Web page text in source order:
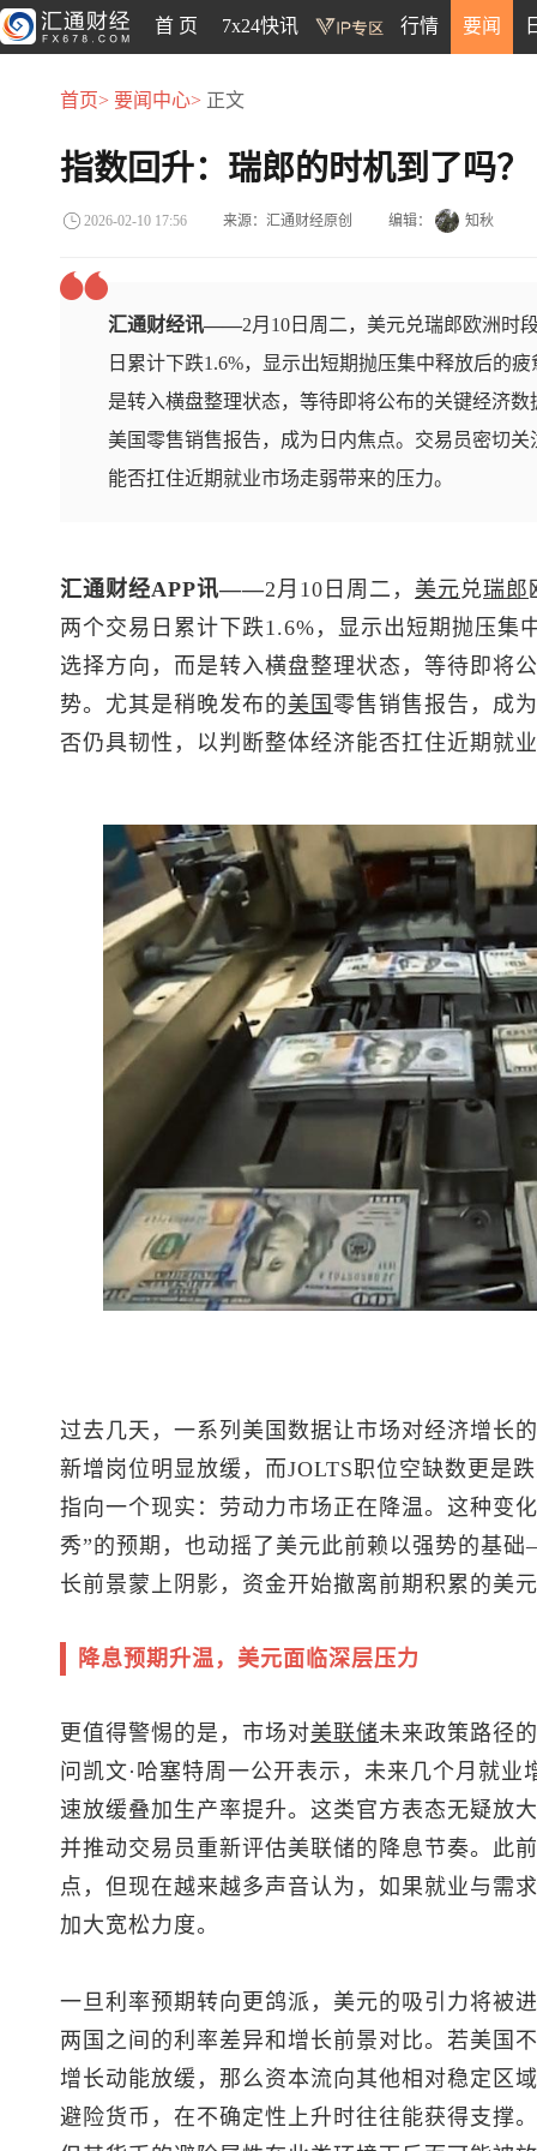
首 页 7x24快讯 行情 要闻
首页> 要闻中心> 正文
指数回升：瑞郎的时机到了吗？
2026-02-10 17:56 来源：汇通财经原创 编辑： 知秋
汇通财经讯——2月10日周二，美元兑瑞郎欧洲时
日累计下跌1.6%，显示出短期抛压集中释放后的
是转入横盘整理状态，等待即将公布的关键经济
美国零售销售报告，成为日内焦点。交易员密切
能否扛住近期就业市场走弱带来的压力。
汇通财经APP讯——2月10日周二， 美元兑瑞郎
两个交易日累计下跌1.6%，显示出短期抛压集
选择方向，而是转入横盘整理状态，等待即将
势。尤其是稍晚发布的美国 零售销售报告，成
否仍具韧性，以判断整体经济能否扛住近期就
过去几天，一系列美国数据让市场对经济增长
新增岗位明显放缓，而JOLTS职位空缺数更是
指向一个现实：劳动力市场正在降温。这种变
秀”的预期，也动摇了美元此前赖以强势的基
长前景蒙上阴影，资金开始撤离前期积累的美
降息预期升温，美元面临深层压力
更值得警惕的是，市场对美联储未来政策路径
问凯文·哈塞特周一公开表示，未来几个月就
速放缓叠加生产率提升。这类官方表态无疑放
并推动交易员重新评估美联储的降息节奏。此
点，但现在越来越多声音认为，如果就业与需
加大宽松力度。
一旦利率预期转向更鸽派，美元的吸引力将被
两国之间的利率差异和增长前景对比。若美国
增长动能放缓，那么资本流向其他相对稳定区
避险货币，在不确定性上升时往往能获得支撑